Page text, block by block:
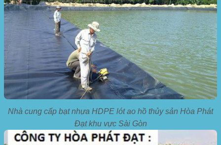
Nhà cung cấp bạt nhựa HDPE lót ao hồ thủy sản Hòa Phát
Đạt khu vực Sài Gòn